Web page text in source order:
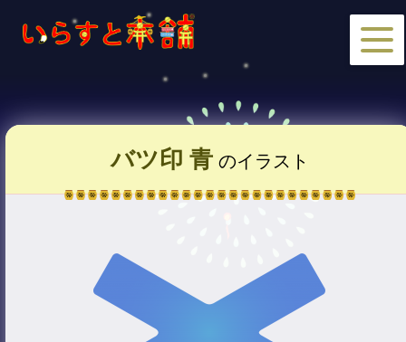
バツ印 青のイラスト